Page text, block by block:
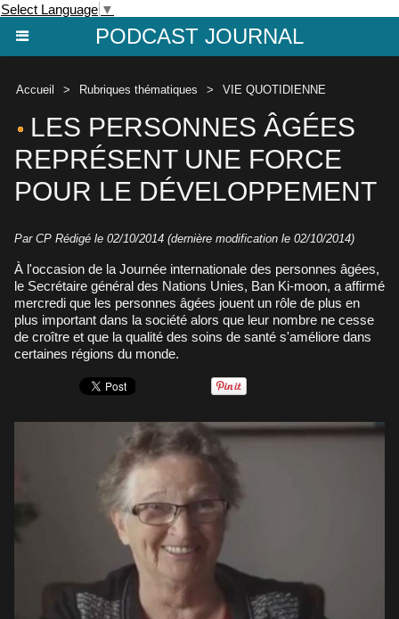
Select Language ▼
PODCAST JOURNAL
Accueil > Rubriques thématiques > VIE QUOTIDIENNE
LES PERSONNES ÂGÉES
REPRÉSENT UNE FORCE
POUR LE DÉVELOPPEMENT
Par CP Rédigé le 02/10/2014 (dernière modification le 02/10/2014)
À l'occasion de la Journée internationale des personnes âgées,
le Secrétaire général des Nations Unies, Ban Ki-moon, a affirmé
mercredi que les personnes âgées jouent un rôle de plus en
plus important dans la société alors que leur nombre ne cesse
de croître et que la qualité des soins de santé s'améliore dans
certaines régions du monde.